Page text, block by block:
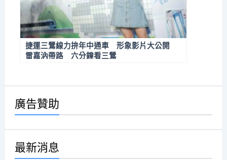
捷運三鶯線力拚年中通車 形象影片大公開
雷嘉汭帶路 六分鐘看三鶯
廣告贊助
最新消息